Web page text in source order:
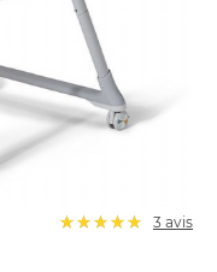
3 avis